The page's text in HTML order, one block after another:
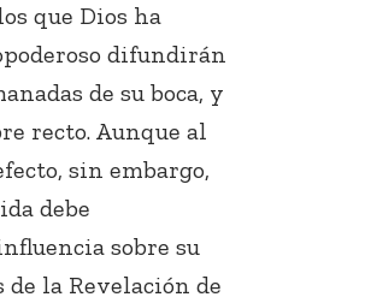
que Dios ha
difundirán
de su boca, y
recto. Aunque al
sin embargo,
debe
sobre su
la Revelación de